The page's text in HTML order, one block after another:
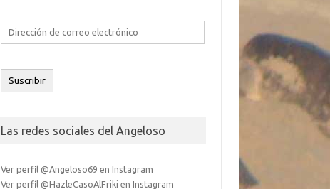
Dirección
electrónico
Suscribir
Las redes sociales del Angeloso
Ver perfil @Angeloso69 en Instagram
Ver perfil @HazleCasoAlFriki en Instagram